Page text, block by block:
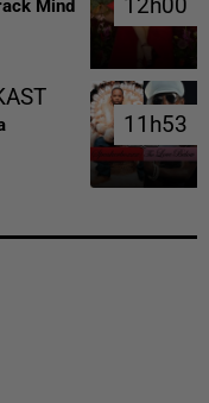
Mind 12h00
12h00
11h53
11h53